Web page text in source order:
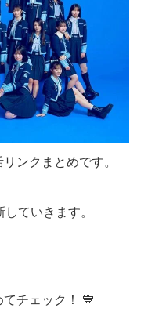
ンクまとめです。
ていきます。
チェック！ 💙